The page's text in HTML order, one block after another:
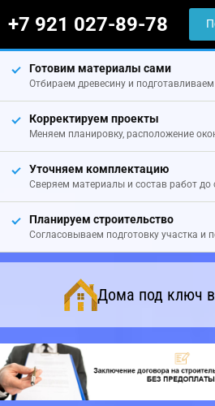
+7 921 027-89-78
Готовим материалы сами
Отбираем древесину и
Корректируем проекты
Меняем планировку, расположение
Уточняем комплектацию
Сверяем материалы и состав работ до
Планируем строительство
Согласовываем подготовку участка и
Дома под ключ